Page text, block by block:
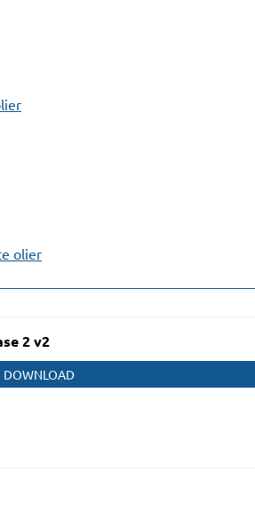
olier
2 v2
DOWNLOAD